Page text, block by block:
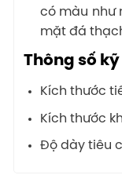
có màu như
mặt đá
Thông số
Kích thước
Kích thước
Độ dày tiêu